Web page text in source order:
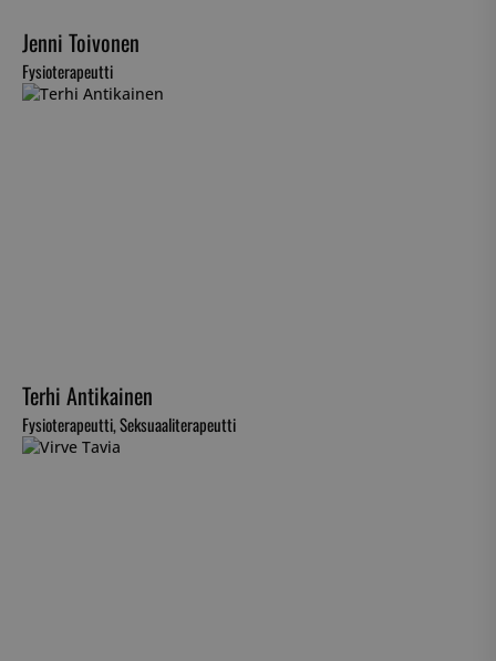
Jenni Toivonen
Fysioterapeutti
Terhi Antikainen
Fysioterapeutti, Seksuaaliterapeutti